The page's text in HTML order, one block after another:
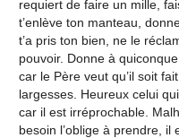
requiert de faire un mille,
t’enlève ton manteau,
t’a pris ton bien, ne le
pouvoir. Donne à
car le Père veut qu’il soit
largesses. Heureux celui
car il est irréprochable.
besoin l’oblige à prendre, il